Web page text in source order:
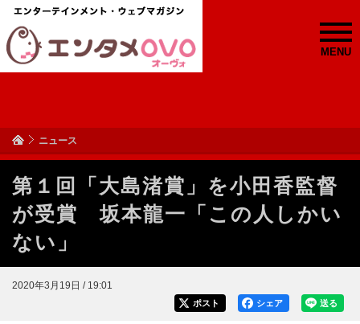
MENU
ニュース
第１回「大島渚賞」を小田香監督
が受賞 坂本龍一「この人しかい
ない」
2020年3月19日 / 19:01
送る
シェア
ポスト